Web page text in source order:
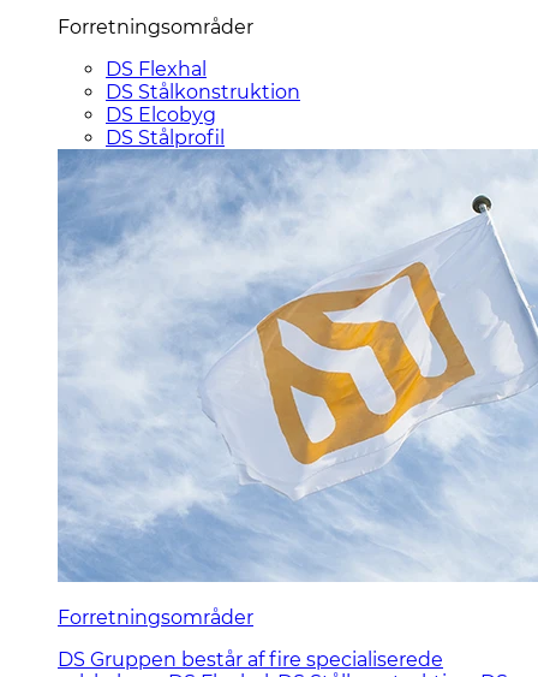
Forretningsområder
DS Flexhal
DS Stålkonstruktion
DS Elcobyg
DS Stålprofil
Forretningsområder
DS Gruppen består af fire specialiserede